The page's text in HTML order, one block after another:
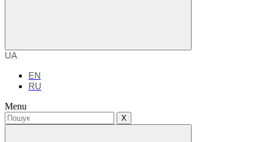
UA
EN
RU
Menu
X